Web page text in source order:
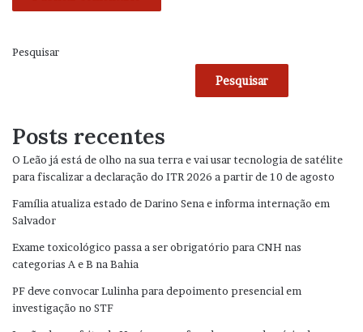
Pesquisar
Pesquisar
Posts recentes
O Leão já está de olho na sua terra e vai usar tecnologia de satélite
para fiscalizar a declaração do ITR 2026 a partir de 10 de agosto
Família atualiza estado de Darino Sena e informa internação em
Salvador
Exame toxicológico passa a ser obrigatório para CNH nas
categorias A e B na Bahia
PF deve convocar Lulinha para depoimento presencial em
investigação no STF